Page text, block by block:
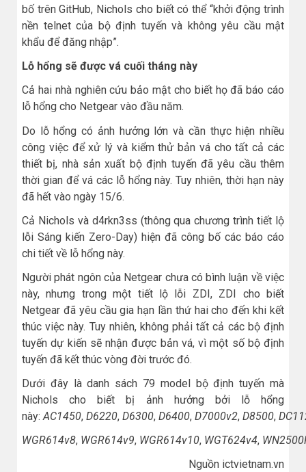
bố trên GitHub, Nichols cho biết có thể “khởi động trình
nền telnet của bộ định tuyến và không yêu cầu mật
khẩu để đăng nhập”.
Lỗ hổng sẽ được vá cuối tháng này
Cả hai nhà nghiên cứu bảo mật cho biết họ đã báo cáo
lỗ hổng cho Netgear vào đầu năm.
Do lỗ hổng có ảnh hưởng lớn và cần thực hiện nhiều
công việc để xử lý và kiểm thử bản vá cho tất cả các
thiết bị, nhà sản xuất bộ định tuyến đã yêu cầu thêm
thời gian để vá các lỗ hổng này. Tuy nhiên, thời hạn này
đã hết vào ngày 15/6.
Cả Nichols và d4rkn3ss (thông qua chương trình tiết lộ
lỗi Sáng kiến Zero-Day) hiện đã công bố các báo cáo
chi tiết về lỗ hổng này.
Người phát ngôn của Netgear chưa có bình luận về việc
này, nhưng trong một tiết lộ lỗi ZDI, ZDI cho biết
Netgear đã yêu cầu gia hạn lần thứ hai cho đến khi kết
thúc việc này. Tuy nhiên, không phải tất cả các bộ định
tuyến dự kiến sẽ nhận được bản vá, vì một số bộ định
tuyến đã kết thúc vòng đời trước đó.
Dưới đây là danh sách 79 model bộ định tuyến mà
Nichols cho biết bị ảnh hưởng bởi lỗ hổng
này:AC1450, D6220, D6300, D6400, D7000v2, D8500,
WGR614v8, WGR614v9, WGR614v10, WGT624v4,
Nguồn ictvietnam.vn